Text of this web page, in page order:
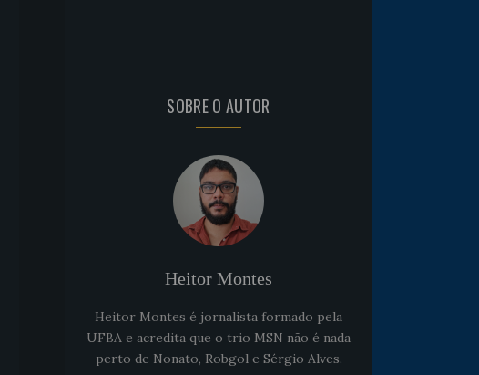
SOBRE O AUTOR
Heitor Montes
Heitor Montes é jornalista formado pela
UFBA e acredita que o trio MSN não é nada
perto de Nonato, Robgol e Sérgio Alves.